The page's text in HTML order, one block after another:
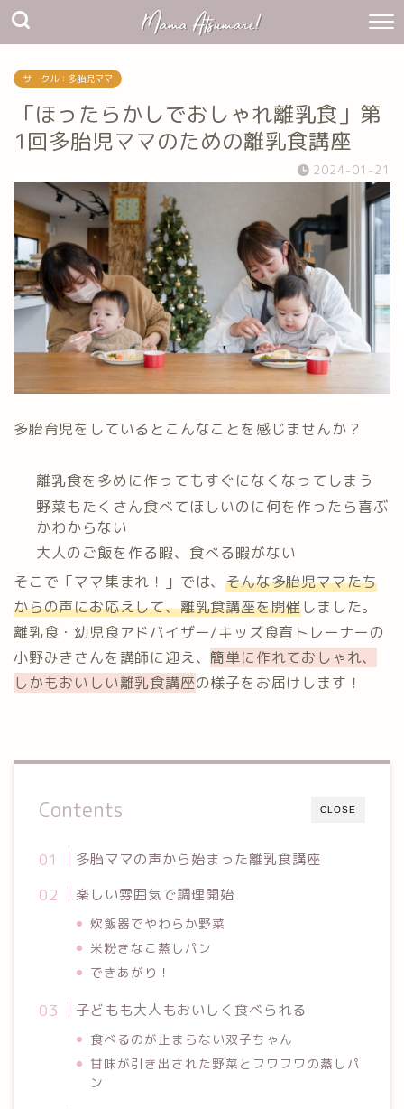
サークル：多胎児ママ
「ほったらかしでおしゃれ離乳食」第
1回多胎児ママのための離乳食講座
2024-01-21
多胎育児をしているとこんなことを感じませんか？
離乳食を多めに作ってもすぐになくなってしまう
野菜もたくさん食べてほしいのに何を作ったら喜ぶ
かわからない
大人のご飯を作る暇、食べる暇がない
そこで「ママ集まれ！」では、そんな多胎児ママたち
からの声にお応えして、離乳食講座を開催しました。
離乳食・幼児食アドバイザー/キッズ食育トレーナーの
小野みきさんを講師に迎え、簡単に作れておしゃれ、
しかもおいしい離乳食講座の様子をお届けします！
CLOSE
Contents
多胎ママの声から始まった離乳食講座
楽しい雰囲気で調理開始
炊飯器でやわらか野菜
米粉きなこ蒸しパン
できあがり！
子どもも大人もおいしく食べられる
食べるのが止まらない双子ちゃん
甘味が引き出された野菜とフワフワの蒸しパ
ン